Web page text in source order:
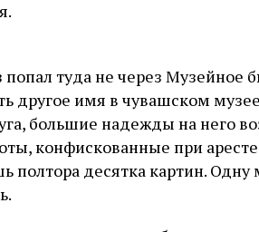
попал туда не через
другое имя в чувашском
большие надежды на него
конфискованные при
полтора десятка картин.